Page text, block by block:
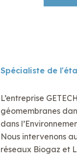
Spécialiste de
L’entreprise
géomembranes
dans
Nous intervenons
réseaux Biogaz et